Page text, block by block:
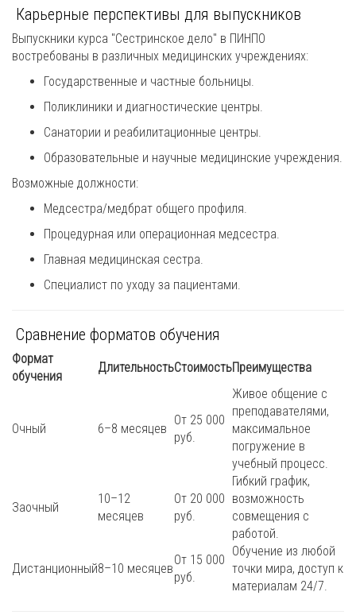
Карьерные перспективы для выпускников
Выпускники курса "Сестринское дело" в ПИНПО
востребованы в различных медицинских учреждениях:
Государственные и частные больницы.
Поликлиники и диагностические центры.
Санатории и реабилитационные центры.
Образовательные и научные медицинские учреждения.
Возможные должности:
Медсестра/медбрат общего профиля.
Процедурная или операционная медсестра.
Главная медицинская сестра.
Специалист по уходу за пациентами.
Сравнение форматов обучения
Формат
обучения
ДлительностьСтоимостьПреимущества
Очный 6–8 месяцев
От 25 000
руб.
Живое общение с
преподавателями,
максимальное
погружение в
учебный процесс.
Заочный
10–12
месяцев
От 20 000
руб.
Гибкий график,
возможность
совмещения с
работой.
Дистанционный8–10 месяцев
От 15 000
руб.
Обучение из любой
точки мира, доступ к
материалам 24/7.